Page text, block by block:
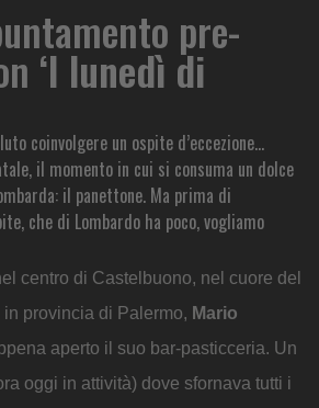
pre-
‘I lunedì di
coinvolgere un ospite d’eccezione…
il momento in cui si consuma un dolce
il panettone. Ma prima di
che di Lombardo ha poco, vogliamo
centro di Castelbuono, nel cuore del
provincia di Palermo, Mario
aperto il suo bar-pasticceria. Un
oggi in attività) dove sfornava tutti i